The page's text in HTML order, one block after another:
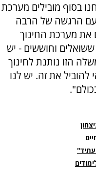
בסוף מובילים מערכת
עם הרגשה של הרבה
את מערכת החינוך
וחוששים - יש
הזו נותנת לחינוך
להוביל את זה. יש לנו